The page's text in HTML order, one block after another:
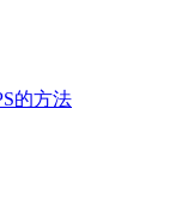
的方法